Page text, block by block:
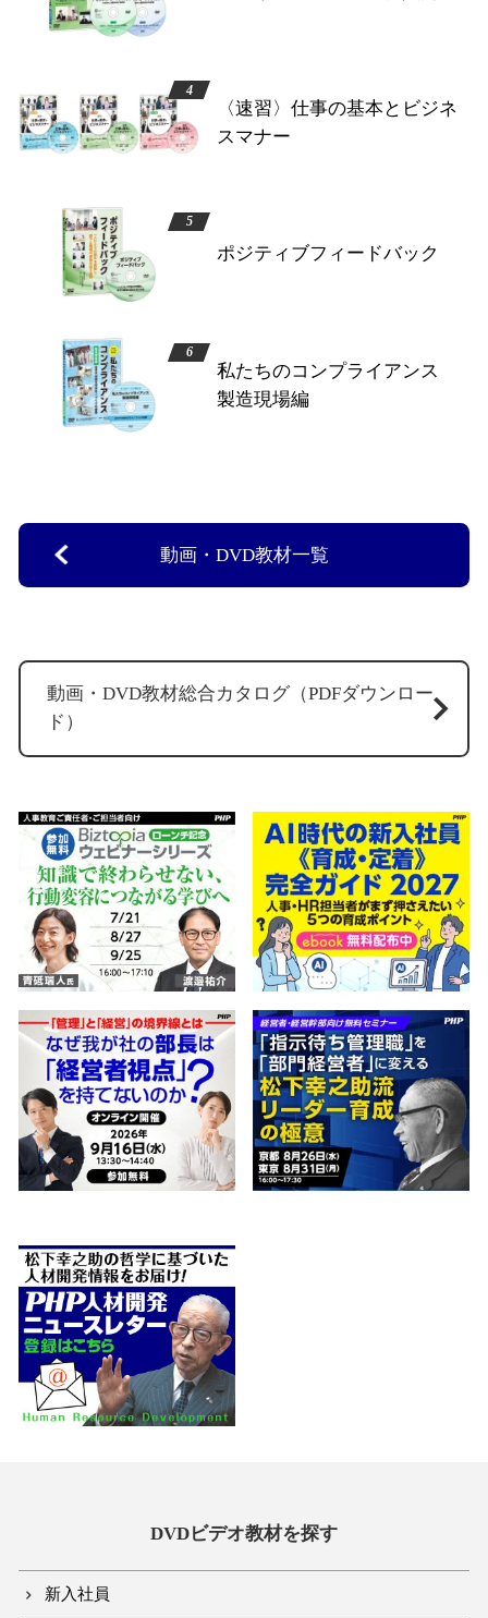
〈速習〉仕事の基本とビジネ
スマナー
ポジティブフィードバック
私たちのコンプライアンス
製造現場編
動画・DVD教材一覧
動画・DVD教材総合カタログ（PDFダウンロー
ド）
DVDビデオ教材を探す
新入社員